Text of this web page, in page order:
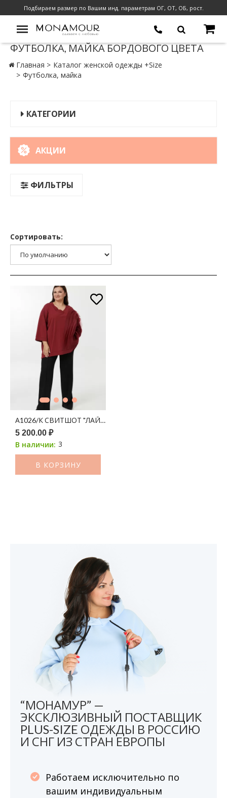
Подбираем размер по Вашим инд. параметрам ОГ, ОТ, ОБ, рост.
ФУТБОЛКА, МАЙКА БОРДОВОГО ЦВЕТА
Главная
Каталог женской одежды +Size
Футболка, майка
КАТЕГОРИИ
АКЦИИ
ФИЛЬТРЫ
Сортировать:
А1026/К СВИТШОТ "ЛАЙЗА" БОРДОВЫЙ + ОРГАНЗА
5 200.00 ₽
В наличии: 3
В КОРЗИНУ
“МОНАМУР” —
ЭКСКЛЮЗИВНЫЙ ПОСТАВЩИК
PLUS-SIZE ОДЕЖДЫ В РОССИЮ
И СНГ ИЗ СТРАН ЕВРОПЫ
Работаем исключительно по
вашим индивидуальным